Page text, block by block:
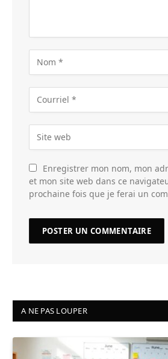
Enregistrer mon nom, mon
et mon site web dans ce
prochaine fois que je ferai un
A NE PAS LOUPER